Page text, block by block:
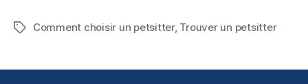
Étiquettes
Comment choisir un petsitter, Trouver un petsitter